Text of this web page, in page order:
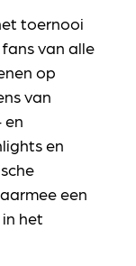
toernooi
van alle
op
van
en
en
een
het